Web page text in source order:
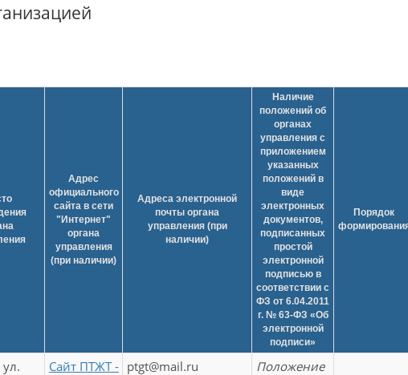
Адрес
официального
сайта в сети
"Интернет"
органа
управления
(при наличии)
Адреса электронной
почты органа
управления (при
наличии)
Наличие
положений об
органах
управления с
приложением
указанных
положений в
виде
электронных
документов,
подписанных
простой
электронной
подписью в
соответствии с
ФЗ от 6.04.2011
г. № 63-ФЗ «Об
электронной
подписи»
Порядок
ул.
Сайт ПТЖТ - ptgt@mail.ru
Положение